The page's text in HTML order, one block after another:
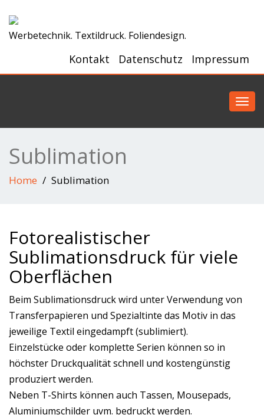
Werbetechnik. Textildruck. Foliendesign.
Kontakt Datenschutz Impressum
Sublimation
Home Sublimation
Fotorealistischer
Sublimationsdruck für viele
Oberflächen
Beim Sublimationsdruck wird unter Verwendung von
Transferpapieren und Spezialtinte das Motiv in das
jeweilige Textil eingedampft (sublimiert).
Einzelstücke oder komplette Serien können so in
höchster Druckqualität schnell und kostengünstig
produziert werden.
Neben T-Shirts können auch Tassen, Mousepads,
Aluminiumschilder uvm. bedruckt werden.